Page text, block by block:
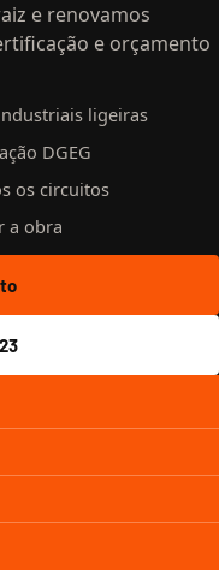
e renovamos
e orçamento
ligeiras
DGEG
os circuitos
a obra